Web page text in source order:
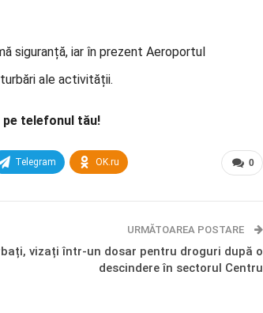
siguranță, iar în prezent Aeroportul
ale activității.
telefonul tău!
0
Telegram OK.ru
URMĂTOAREA POSTARE
vizați într-un dosar pentru droguri după o
descindere în sectorul Centru